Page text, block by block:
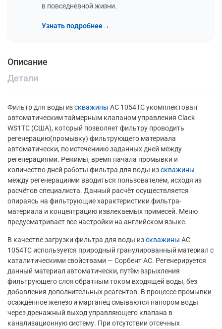
в повседневной жизни.
Узнать подробнее→
Описание
Детали
Фильтр для воды изскважины АС 1054ТС укомплектован
автоматическим таймерным клапаном управления Clack
WS1TC (США), который позволяет фильтру проводить
регенерацию(промывку) фильтрующего материала
автоматически, по истечениию заданных дней между
регенерациями. Режимы, время начала промывки и
количество дней работы фильтра для воды изскважины
между регенерациями вводиться пользователем, исходя из
расчётов специалиста. Данный расчёт осуществляется
опираясь на фильтрующие характеристики фильтра-
материала и концентрацию извлекаемых примесей. Меню
предусматривает все настройки на английском языке.
В качестве загрузки фильтра для воды изскважины АС
1054ТС используется природный гранулированный материал с
каталитическими свойствами — Сорбент АС. Регенерируется
данный материал автоматически, путём взрыхления
фильтрующего слоя обратным током входящей воды, без
добавления дополнительных реагентов. В процессе промывки
осаждённое железо и марганец смываются напором воды
через дренажный выход управляющего клапана в
канализационную систему. При отсутствии отсечных